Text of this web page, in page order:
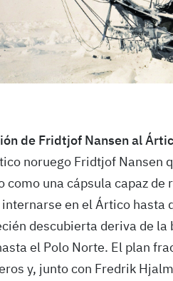
de Fridtjof Nansen al
noruego Fridtjof Nansen
como una cápsula capaz
internarse en el Ártico hasta
descubierta deriva de
el Polo Norte. El plan
y, junto con Fredrik